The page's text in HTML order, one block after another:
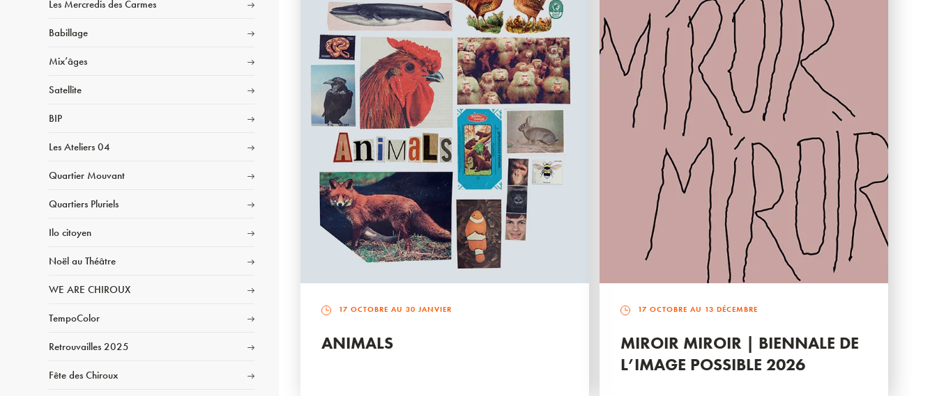
Les Mercredis des Carmes
Babillage
Mix’âges
Satellite
BIP
Les Ateliers 04
Quartier Mouvant
Quartiers Pluriels
Ilo citoyen
Noël au Théâtre
WE ARE CHIROUX
TempoColor
Retrouvailles 2025
Fête des Chiroux
17 OCTOBRE AU 30 JANVIER
ANIMALS
17 OCTOBRE AU 13 DÉCEMBRE
MIROIR MIROIR | BIENNALE DE
L’IMAGE POSSIBLE 2026